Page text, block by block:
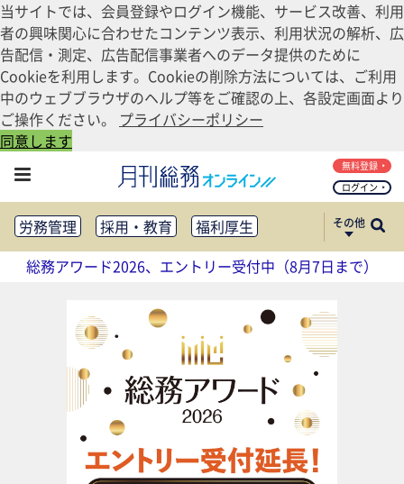
当サイトでは、会員登録やログイン機能、サービス改善、利用
者の興味関心に合わせたコンテンツ表示、利用状況の解析、広
告配信・測定、広告配信事業者へのデータ提供のために
Cookieを利用します。Cookieの削除方法については、ご利用
中のウェブブラウザのヘルプ等をご確認の上、各設定画面より
ご操作ください。 プライバシーポリシー
同意します
ログイン
無料登録
労務管理 採用・教育
福利厚生
健康経営
働き方改革
法務・コンプライアンス
リスクマネジメント・BCP
社外・社内広報
社外・社内コミュニケーション活性化
FM・オフィス移転
CSR・SDGs
テクノロジー活用・DX
助成金・補助金・コスト削減
アウトソーシング・BPO
調査・レポート
その他
総務アワード2026、エントリー受付中（8月7日まで）